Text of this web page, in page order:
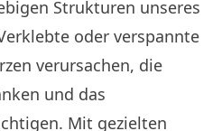
Strukturen unseres
oder verspannte
verursachen, die
und das
Mit gezielten